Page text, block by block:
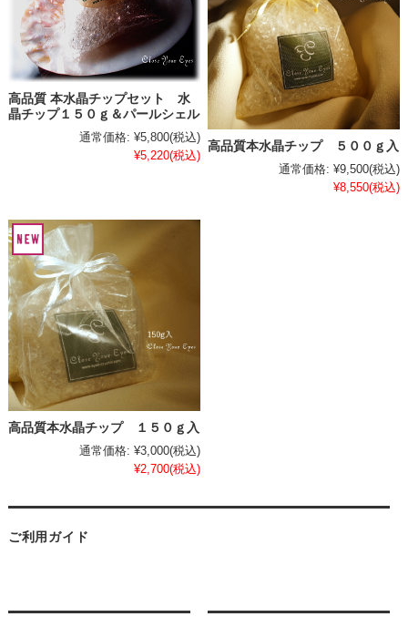
高品質 本水晶チップセット 水
晶チップ１５０ｇ＆パールシェル
通常価格: ¥5,800(税込)
¥5,220(税込)
高品質本水晶チップ ５００ｇ入
通常価格: ¥9,500(税込)
¥8,550(税込)
高品質本水晶チップ １５０ｇ入
通常価格: ¥3,000(税込)
¥2,700(税込)
ご利用ガイド